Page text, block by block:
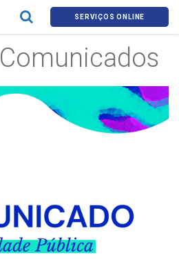
SERVIÇOS ONLINE
Comunicados